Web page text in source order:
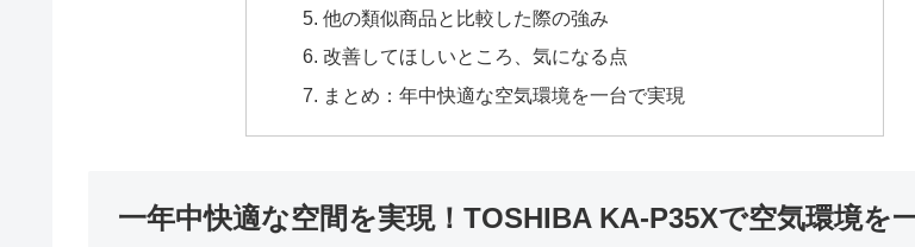
他の類似商品と比較した際の強み
改善してほしいところ、気になる点
まとめ：年中快適な空気環境を一台で実現
一年中快適な空間を実現！TOSHIBA KA-P35Xで空気環境を